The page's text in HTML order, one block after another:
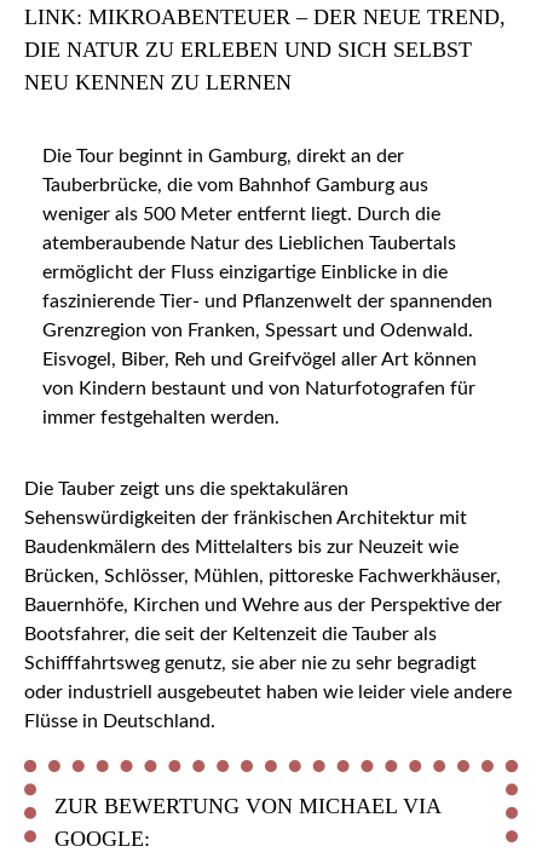
LINK: MIKROABENTEUER – DER NEUE TREND,
DIE NATUR ZU ERLEBEN UND SICH SELBST
NEU KENNEN ZU LERNEN
Die Tour beginnt in Gamburg, direkt an der
Tauberbrücke, die vom Bahnhof Gamburg aus
weniger als 500 Meter entfernt liegt. Durch die
atemberaubende Natur des Lieblichen Taubertals
ermöglicht der Fluss einzigartige Einblicke in die
faszinierende Tier- und Pflanzenwelt der spannenden
Grenzregion von Franken, Spessart und Odenwald.
Eisvogel, Biber, Reh und Greifvögel aller Art können
von Kindern bestaunt und von Naturfotografen für
immer festgehalten werden.
Die Tauber zeigt uns die spektakulären
Sehenswürdigkeiten der fränkischen Architektur mit
Baudenkmälern des Mittelalters bis zur Neuzeit wie
Brücken, Schlösser, Mühlen, pittoreske Fachwerkhäuser,
Bauernhöfe, Kirchen und Wehre aus der Perspektive der
Bootsfahrer, die seit der Keltenzeit die Tauber als
Schifffahrtsweg genutz, sie aber nie zu sehr begradigt
oder industriell ausgebeutet haben wie leider viele andere
Flüsse in Deutschland.
ZUR BEWERTUNG VON MICHAEL VIA
GOOGLE: